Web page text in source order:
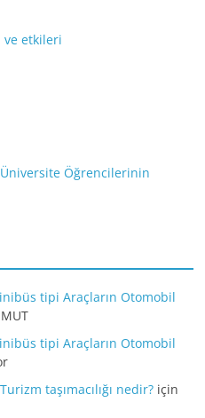
ve etkileri
Öğrencilerinin
tipi Araçların Otomobil
tipi Araçların Otomobil
taşımacılığı nedir? için